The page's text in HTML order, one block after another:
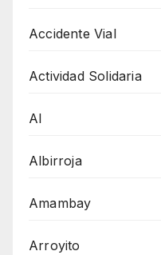
Accidente Vial
Actividad Solidaria
AI
Albirroja
Amambay
Arroyito